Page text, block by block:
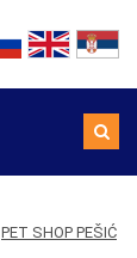
PET SHOP PEŠIĆ